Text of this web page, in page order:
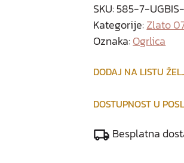
SKU:585-7-
Kategorije:Zlato
Oznaka:Ogrlica
DODAJ NA LISTU
DOSTUPNOST U
Besplatna